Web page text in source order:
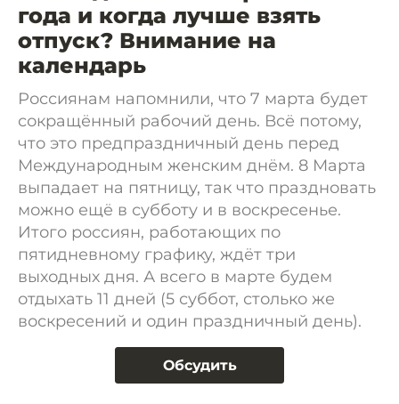
года и когда лучше взять
отпуск? Внимание на
календарь
Россиянам напомнили, что 7 марта будет
сокращённый рабочий день. Всё потому,
что это предпраздничный день перед
Международным женским днём. 8 Марта
выпадает на пятницу, так что праздновать
можно ещё в субботу и в воскресенье.
Итого россиян, работающих по
пятидневному графику, ждёт три
выходных дня. А всего в марте будем
отдыхать 11 дней (5 суббот, столько же
воскресений и один праздничный день).
Обсудить